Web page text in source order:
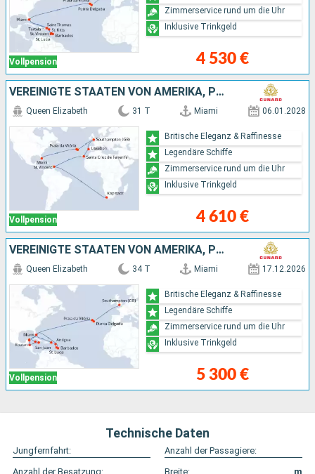
Vollpension 4 530 €
Zimmerservice rund um die Uhr
Inklusive Trinkgeld
VEREINIGTE STAATEN VON AMERIKA, PORTUGAL, ST. VINCENT UND DIE GRENADINEN, SÜDAFRIKA
Vollpension
Queen Elizabeth 31 T Miami 06.01.2028
4 610 €
Britische Eleganz & Raffinesse
Legendäre Schiffe
Zimmerservice rund um die Uhr
Inklusive Trinkgeld
VEREINIGTE STAATEN VON AMERIKA, PUERTO RICO, ANTIGUA UND BARBUDA, SAINT LUCIA, BARBADOS, CAYMAN ISLANDS, JAMAIKA, HONDURAS, MEXIKO, PORTUGAL
Vollpension
Queen Elizabeth 34 T Miami 17.12.2026
5 300 €
Britische Eleganz & Raffinesse
Legendäre Schiffe
Zimmerservice rund um die Uhr
Inklusive Trinkgeld
Technische Daten
Jungfernfahrt:
Anzahl der Passagiere:
Anzahl der Besatzung:
Breite:
m